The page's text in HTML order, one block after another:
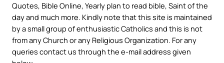
Quotes, Bible Online, Yearly plan to read bible, Saint of the
day and much more. Kindly note that this site is maintained
by a small group of enthusiastic Catholics and this is not
from any Church or any Religious Organization. For any
queries contact us through the e-mail address given